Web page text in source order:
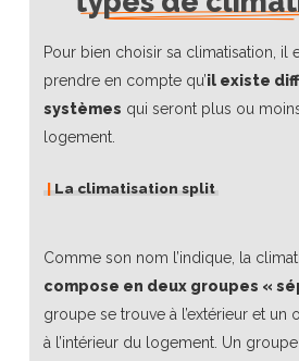
Pour bien choisir sa climatisation, il
prendre en compte qu’il existe
systèmes qui seront plus ou
logement.
| La climatisation split
Comme son nom l’indique, la
compose en deux groupes «
groupe se trouve à l’extérieur et un
à l’intérieur du logement. Un